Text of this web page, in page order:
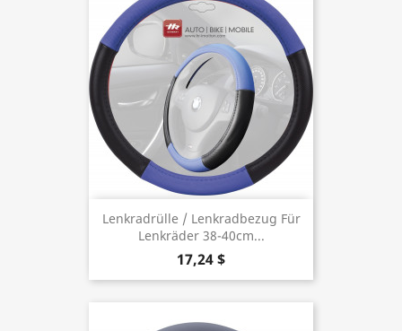
Lenkradrülle / Lenkradbezug Für
Lenkräder 38-40cm...
17,24 $